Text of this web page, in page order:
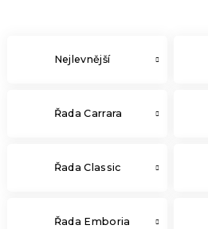
Nejlevnější
Řada Carrara
Řada Classic
Řada Emboria